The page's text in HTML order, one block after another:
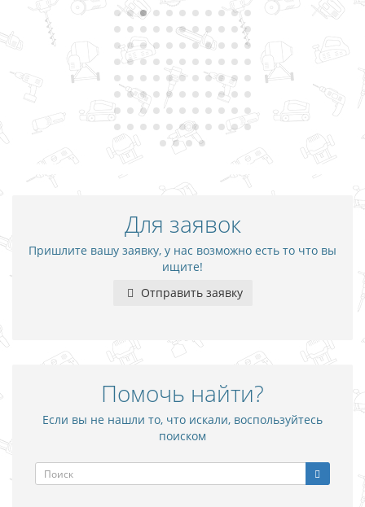
Для заявок
Пришлите вашу заявку, у нас возможно есть то что вы
ищите!
Отправить заявку
Помочь найти?
Если вы не нашли то, что искали, воспользуйтесь
поиском